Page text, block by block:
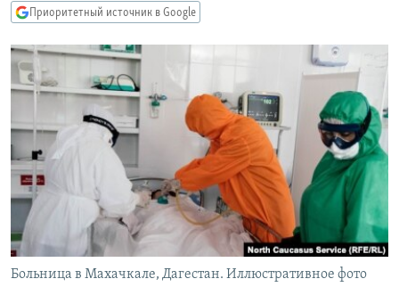
Вернутся
поиску
КАВКАЗ.РЕАЛИИ
СЕВЕР.РЕАЛИИ
СИБИРЬ.РЕАЛИИ
РАСПИСАНИЕ ВЕЩАНИЯ
ПОДПИШИТЕСЬ НА РАССЫЛКУ
СОЦИАЛЬНЫЕ СЕТИ
Приоритетный источник в Google
Больница в Махачкале, Дагестан. Иллюстративное фото